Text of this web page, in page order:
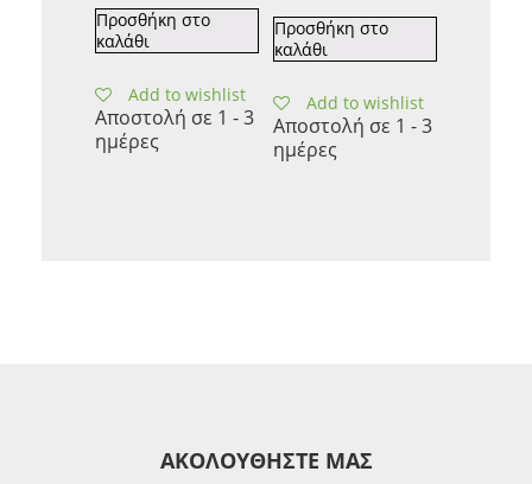
Προσθήκη στο
καλάθι
Add to wishlist
Αποστολή σε 1 - 3
ημέρες
Προσθήκη στο
καλάθι
Add to wishlist
Αποστολή σε 1 - 3
ημέρες
ΑΚΟΛΟΥΘΗΣΤΕ ΜΑΣ